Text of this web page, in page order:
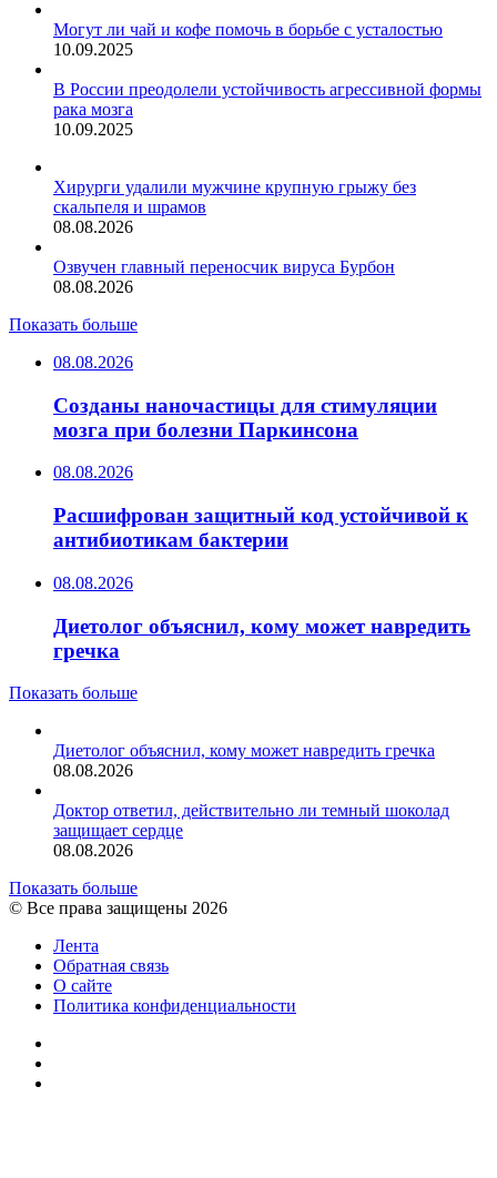
Могут ли чай и кофе помочь в борьбе с усталостью
10.09.2025
В России преодолели устойчивость агрессивной формы
рака мозга
10.09.2025
Хирурги удалили мужчине крупную грыжу без
скальпеля и шрамов
08.08.2026
Озвучен главный переносчик вируса Бурбон
08.08.2026
Показать больше
08.08.2026
Созданы наночастицы для стимуляции
мозга при болезни Паркинсона
08.08.2026
Расшифрован защитный код устойчивой к
антибиотикам бактерии
08.08.2026
Диетолог объяснил, кому может навредить
гречка
Показать больше
Диетолог объяснил, кому может навредить гречка
08.08.2026
Доктор ответил, действительно ли темный шоколад
защищает сердце
08.08.2026
Показать больше
© Все права защищены 2026
Лента
Обратная связь
О сайте
Политика конфиденциальности